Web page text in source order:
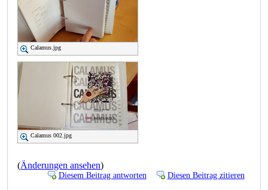
Calamus.jpg
Calamus 002.jpg
(Änderungen ansehen)
Diesem Beitrag antworten Diesen Beitrag zitieren